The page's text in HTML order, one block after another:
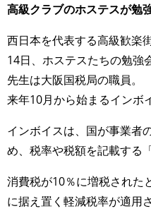
高級クラブのホステスが勉
西日本を代表する高級歓楽
14日、ホステスたちの勉強
先生は大阪国税局の職員。
来年10月から始まるインボ
インボイスは、国が事業者
め、税率や税額を記載する
消費税が10％に増税された
に据え置く軽減税率が適用